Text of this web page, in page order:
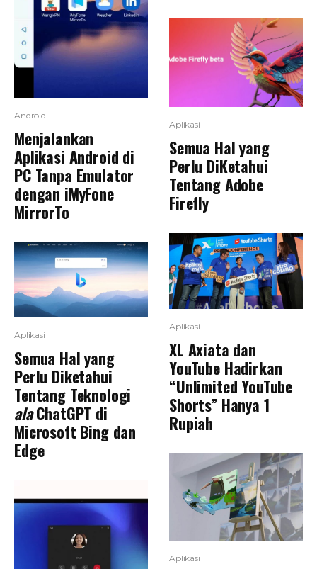
Android
Menjalankan
Aplikasi Android di
PC Tanpa Emulator
dengan iMyFone
MirrorTo
Aplikasi
Semua Hal yang
Perlu Diketahui
Tentang Teknologi
alaChatGPT di
Microsoft Bing dan
Edge
Aplikasi
Semua Hal yang
Perlu DiKetahui
Tentang Adobe
Firefly
Aplikasi
XL Axiata dan
YouTube Hadirkan
“Unlimited YouTube
Shorts” Hanya 1
Rupiah
Aplikasi